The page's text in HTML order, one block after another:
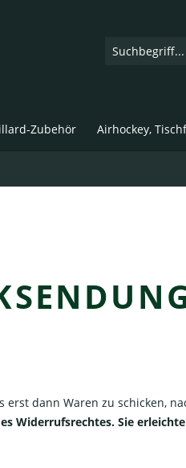
Zubehör Airhockey,
dann Waren zu schicken,
Widerrufsrechtes. Sie